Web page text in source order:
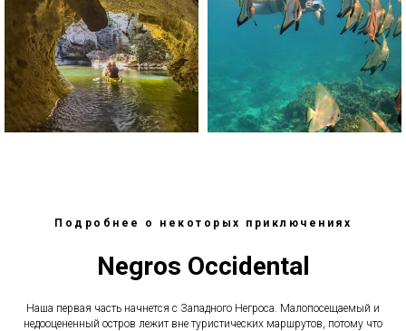
Подробнее о некоторых приключениях
Negros Occidental
Наша первая часть начнется с Западного Негроса. Малопосещаемый и
недооцененный остров лежит вне туристических маршрутов, потому что